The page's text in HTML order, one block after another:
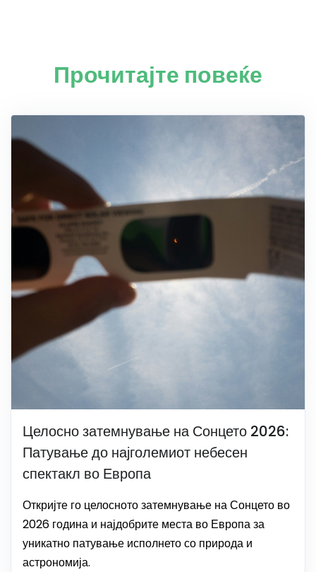
Прочитајте повеќе
Целосно затемнување на Сонцето 2026:
Патување до најголемиот небесен
спектакл во Европа
Откријте го целосното затемнување на Сонцето во
2026 година и најдобрите места во Европа за
уникатно патување исполнето со природа и
астрономија.